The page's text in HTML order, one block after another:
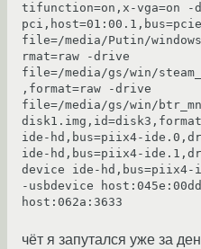
tifunction=on,x-vga=on -
file=/media/Putin/
rmat=raw -drive
file=/media/gs/win/
,format=raw -drive
file=/media/gs/win/
ide-hd,bus=piix4-
ide-hd,bus=piix4-
device ide-hd,bus=piix4-
-usbdevice
host:062a:3633
чёт я запутался уже за